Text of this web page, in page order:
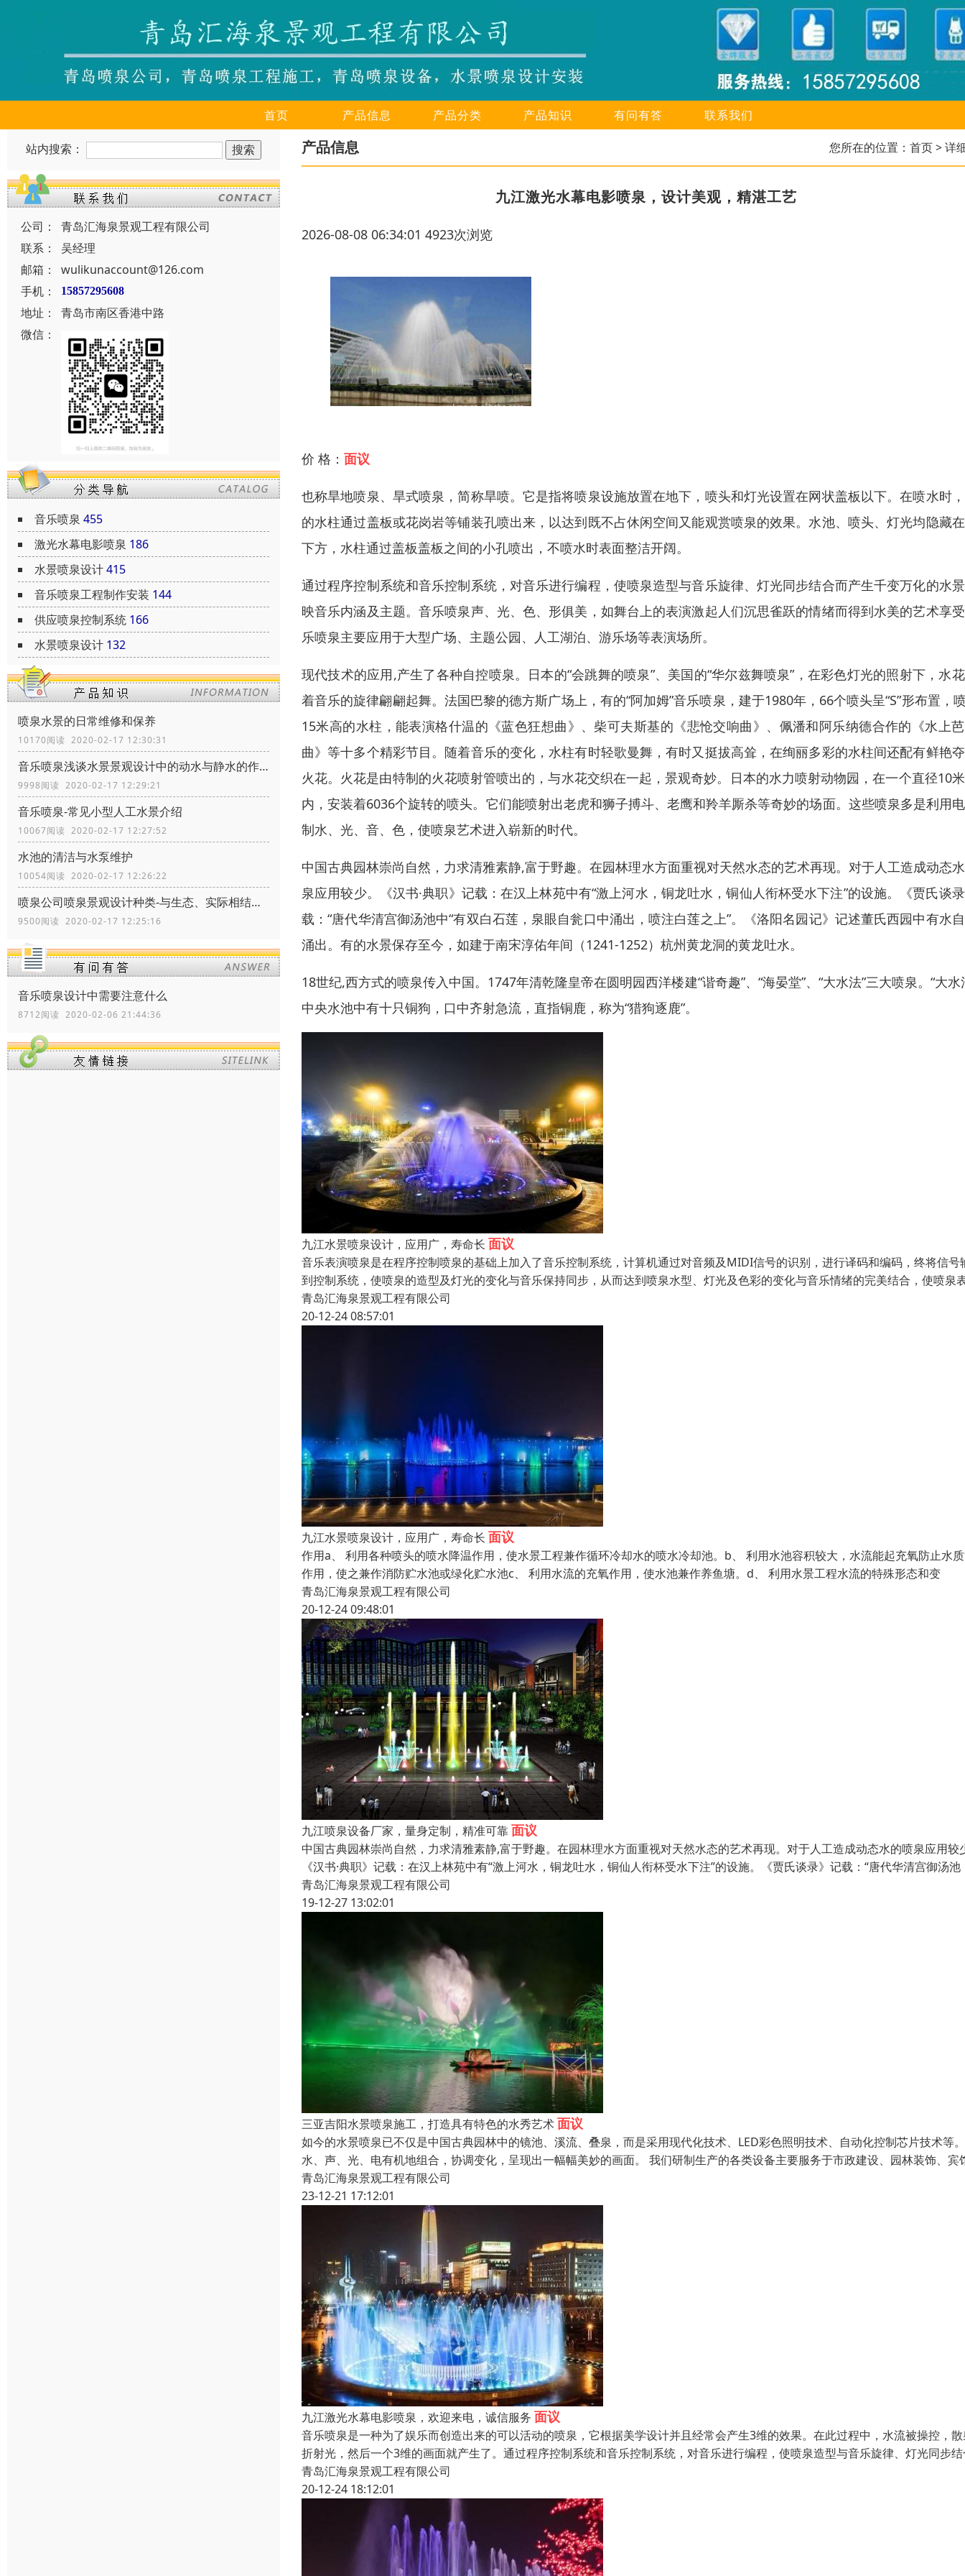
首页 产品信息 产品分类 产品知识 有问有答 联系我们
站内搜索：
公司：
青岛汇海泉景观工程有限公司
联系：
吴经理
邮箱：
wulikunaccount@126.com
手机：
15857295608
地址：
青岛市南区香港中路
微信：
音乐喷泉 455
激光水幕电影喷泉 186
水景喷泉设计415
音乐喷泉工程制作安装 144
供应喷泉控制系统 166
水景喷泉设计 132
喷泉水景的日常维修和保养
10170阅读 2020-02-17 12:30:31
音乐喷泉浅谈水景景观设计中的动水与静水的作用
9998阅读 2020-02-17 12:29:21
音乐喷泉-常见小型人工水景介绍
10067阅读 2020-02-17 12:27:52
水池的清洁与水泵维护
10054阅读 2020-02-17 12:26:22
喷泉公司喷泉景观设计种类-与生态、实际相结合
9500阅读 2020-02-17 12:25:16
音乐喷泉设计中需要注意什么
8712阅读 2020-02-06 21:44:36
产品信息 您所在的位置： 首页> 详
九江激光水幕电影喷泉，设计美观，精湛工艺
2026-08-08 06:34:01 4923次浏览
价 格： 面议
也称旱地喷泉、旱式喷泉，简称旱喷。它是指将喷泉设施放置在地下，喷头和灯光设置在网状盖板以下。在喷水时
的水柱通过盖板或花岗岩等铺装孔喷出来，以达到既不占休闲空间又能观赏喷泉的效果。水池、喷头、灯光均隐藏
下方，水柱通过盖板盖板之间的小孔喷出，不喷水时表面整洁开阔。
通过程序控制系统和音乐控制系统，对音乐进行编程，使喷泉造型与音乐旋律、灯光同步结合而产生千变万化的水
映音乐内涵及主题。音乐喷泉声、光、色、形俱美，如舞台上的表演激起人们沉思雀跃的情绪而得到水美的艺术享
乐喷泉主要应用于大型广场、主题公园、人工湖泊、游乐场等表演场所。
现代技术的应用,产生了各种自控喷泉。日本的“会跳舞的喷泉”、美国的“华尔兹舞喷泉”，在彩色灯光的照射下，水
着音乐的旋律翩翩起舞。法国巴黎的德方斯广场上，有的“阿加姆”音乐喷泉，建于1980年，66个喷头呈“S”形布置，
15米高的水柱，能表演格什温的《蓝色狂想曲》、柴可夫斯基的《悲怆交响曲》、佩潘和阿乐纳德合作的《水上
曲》等十多个精彩节目。随着音乐的变化，水柱有时轻歌曼舞，有时又挺拔高耸，在绚丽多彩的水柱间还配有鲜艳
火花。火花是由特制的火花喷射管喷出的，与水花交织在一起，景观奇妙。日本的水力喷射动物园，在一个直径10
内，安装着6036个旋转的喷头。它们能喷射出老虎和狮子搏斗、老鹰和羚羊厮杀等奇妙的场面。这些喷泉多是利用
制水、光、音、色，使喷泉艺术进入崭新的时代。
中国古典园林崇尚自然，力求清雅素静,富于野趣。在园林理水方面重视对天然水态的艺术再现。对于人工造成动态
泉应用较少。《汉书·典职》记载：在汉上林苑中有“激上河水，铜龙吐水，铜仙人衔杯受水下注”的设施。《贾氏谈
载：“唐代华清宫御汤池中“有双白石莲，泉眼自瓮口中涌出，喷注白莲之上”。《洛阳名园记》记述董氏西园中有水
涌出。有的水景保存至今，如建于南宋淳佑年间（1241-1252）杭州黄龙洞的黄龙吐水。
18世纪,西方式的喷泉传入中国。1747年清乾隆皇帝在圆明园西洋楼建“谐奇趣”、“海晏堂”、“大水法”三大喷泉。“大水
中央水池中有十只铜狗，口中齐射急流，直指铜鹿，称为“猎狗逐鹿”。
九江水景喷泉设计，应用广，寿命长 面议
音乐表演喷泉是在程序控制喷泉的基础上加入了音乐控制系统，计算机通过对音频及MIDI信号的识别，进行译码和编码，终将信号
到控制系统，使喷泉的造型及灯光的变化与音乐保持同步，从而达到喷泉水型、灯光及色彩的变化与音乐情绪的完美结合，使喷泉
青岛汇海泉景观工程有限公司
20-12-24 08:57:01
九江水景喷泉设计，应用广，寿命长 面议
作用a、 利用各种喷头的喷水降温作用，使水景工程兼作循环冷却水的喷水冷却池。b、 利用水池容积较大，水流能起充氧防止水
作用，使之兼作消防贮水池或绿化贮水池c、 利用水流的充氧作用，使水池兼作养鱼塘。d、 利用水景工程水流的特殊形态和变
青岛汇海泉景观工程有限公司
20-12-24 09:48:01
九江喷泉设备厂家，量身定制，精准可靠面议
中国古典园林崇尚自然，力求清雅素静,富于野趣。在园林理水方面重视对天然水态的艺术再现。对于人工造成动态水的喷泉应用较
《汉书·典职》记载：在汉上林苑中有“激上河水，铜龙吐水，铜仙人衔杯受水下注”的设施。《贾氏谈录》记载：“唐代华清宫御汤池
青岛汇海泉景观工程有限公司
19-12-27 13:02:01
三亚吉阳水景喷泉施工，打造具有特色的水秀艺术面议
如今的水景喷泉已不仅是中国古典园林中的镜池、溪流、叠泉，而是采用现代化技术、LED彩色照明技术、自动化控制芯片技术等
水、声、光、电有机地组合，协调变化，呈现出一幅幅美妙的画面。 我们研制生产的各类设备主要服务于市政建设、园林装饰、宾
青岛汇海泉景观工程有限公司
23-12-21 17:12:01
九江激光水幕电影喷泉，欢迎来电，诚信服务 面议
音乐喷泉是一种为了娱乐而创造出来的可以活动的喷泉，它根据美学设计并且经常会产生3维的效果。在此过程中，水流被操控，
折射光，然后一个3维的画面就产生了。通过程序控制系统和音乐控制系统，对音乐进行编程，使喷泉造型与音乐旋律、灯光同步
青岛汇海泉景观工程有限公司
20-12-24 18:12:01